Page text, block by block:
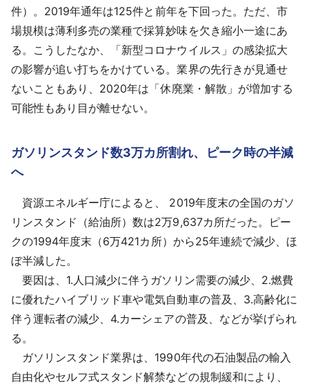
件）。2019年通年は125件と前年を下回った。ただ、市
場規模は薄利多売の業種で採算妙味を欠き縮小一途にあ
る。こうしたなか、「新型コロナウイルス」の感染拡大
の影響が追い打ちをかけている。業界の先行きが見通せ
ないこともあり、2020年は「休廃業・解散」が増加する
可能性もあり目が離せない。
ガソリンスタンド数3万カ所割れ、ピーク時の半減
へ
資源エネルギー庁によると、 2019年度末の全国のガソ
リンスタンド（給油所）数は2万9,637カ所だった。ピー
クの1994年度末（6万421カ所）から25年連続で減少、ほ
ぼ半減した。
要因は、1.人口減少に伴うガソリン需要の減少、2.燃費
に優れたハイブリッド車や電気自動車の普及、3.高齢化に
伴う運転者の減少、4.カーシェアの普及、などが挙げられ
る。
ガソリンスタンド業界は、1990年代の石油製品の輸入
自由化やセルフ式スタンド解禁などの規制緩和により、